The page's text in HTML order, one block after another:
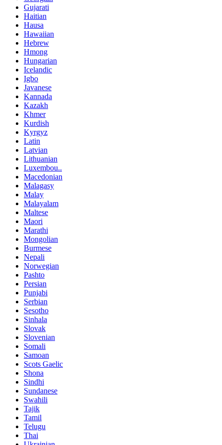
Gujarati
Haitian
Hausa
Hawaiian
Hebrew
Hmong
Hungarian
Icelandic
Igbo
Javanese
Kannada
Kazakh
Khmer
Kurdish
Kyrgyz
Latin
Latvian
Lithuanian
Luxembou..
Macedonian
Malagasy
Malay
Malayalam
Maltese
Maori
Marathi
Mongolian
Burmese
Nepali
Norwegian
Pashto
Persian
Punjabi
Serbian
Sesotho
Sinhala
Slovak
Slovenian
Somali
Samoan
Scots Gaelic
Shona
Sindhi
Sundanese
Swahili
Tajik
Tamil
Telugu
Thai